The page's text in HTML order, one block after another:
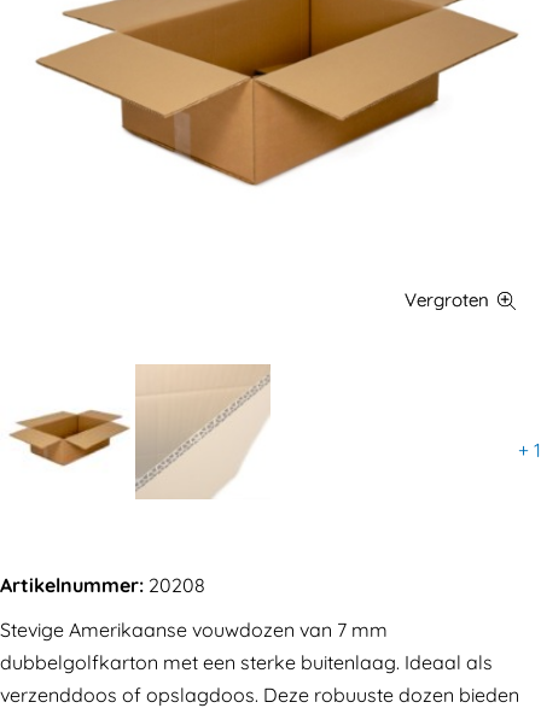
+ 1
Artikelnummer: 20208
Stevige Amerikaanse vouwdozen van 7 mm
dubbelgolfkarton met een sterke buitenlaag. Ideaal als
verzenddoos of opslagdoos. Deze robuuste dozen bieden